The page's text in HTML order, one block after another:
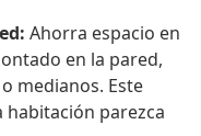
Ahorra espacio en
en la pared,
medianos. Este
habitación parezca